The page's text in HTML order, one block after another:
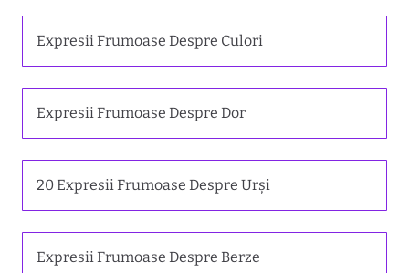
Expresii Frumoase Despre Culori
Expresii Frumoase Despre Dor
20 Expresii Frumoase Despre Urși
Expresii Frumoase Despre Berze